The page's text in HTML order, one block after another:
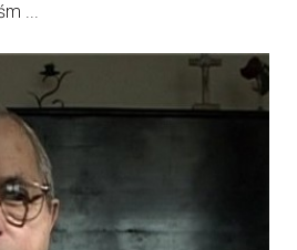
...